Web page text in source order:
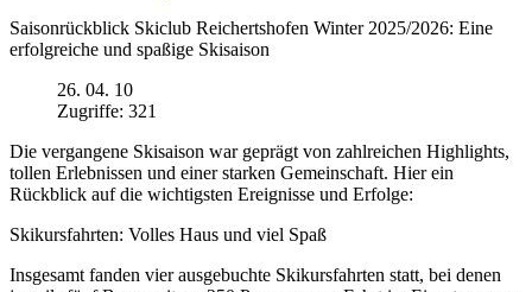
Saisonrückblick Skiclub Reichertshofen Winter 2025/2026: Eine
erfolgreiche und spaßige Skisaison
26. 04. 10
Zugriffe: 321
Die vergangene Skisaison war geprägt von zahlreichen Highlights,
tollen Erlebnissen und einer starken Gemeinschaft. Hier ein
Rückblick auf die wichtigsten Ereignisse und Erfolge:
Skikursfahrten: Volles Haus und viel Spaß
Insgesamt fanden vier ausgebuchte Skikursfahrten statt, bei denen